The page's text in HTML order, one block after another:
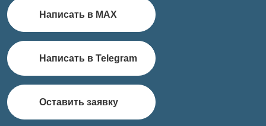
Написать в MAX
Написать в Telegram
Оставить заявку